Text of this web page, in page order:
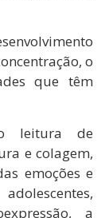
o
que têm
leitura de
e colagem,
emoções e
a